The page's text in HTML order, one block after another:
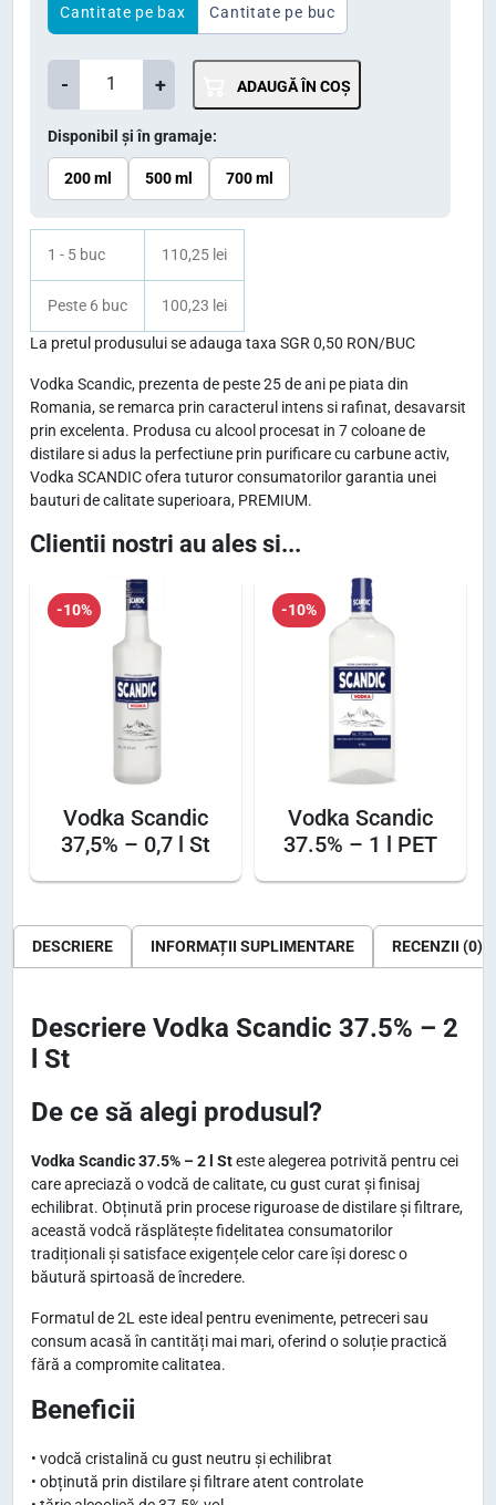
ț
l
i
n
i
a
a
f
o
s
t
:
1
,
5
0
l
e
i
.
ț
l
c
r
s
t
e
:
1
1
0
Cantitate pe bax Cantitate pe buc
-
n
t
a
e
V
d
k
a
S
c
a
i
l
+ ADAUGĂ ÎN COȘ
Disponibil și în gramaje:
200 ml 500 ml 700 ml
1 - 5 buc 110,25 lei
Peste 6 buc 100,23 lei
La pretul produsului se adauga taxa SGR 0,50 RON/BUC
Vodka Scandic, prezenta de peste 25 de ani pe piata din
Romania, se remarca prin caracterul intens si rafinat, desavarsit
prin excelenta. Produsa cu alcool procesat in 7 coloane de
distilare si adus la perfectiune prin purificare cu carbune activ,
Vodka SCANDIC ofera tuturor consumatorilor garantia unei
bauturi de calitate superioara, PREMIUM.
Clientii nostri au ales si...
-10%
Vodka Scandic
37,5% – 0,7 l St
-10%
Vodka Scandic
37.5% – 1 l PET
DESCRIERE INFORMAȚII SUPLIMENTARE RECENZII (0)
Descriere Vodka Scandic 37.5% – 2
l St
De ce să alegi produsul?
Vodka Scandic 37.5% – 2 l Steste alegerea potrivită pentru cei
care apreciază o vodcă de calitate, cu gust curat și finisaj
echilibrat. Obținută prin procese riguroase de distilare și filtrare,
această vodcă răsplătește fidelitatea consumatorilor
tradiționali și satisface exigențele celor care își doresc o
băutură spirtoasă de încredere.
Formatul de 2L este ideal pentru evenimente, petreceri sau
consum acasă în cantități mai mari, oferind o soluție practică
fără a compromite calitatea.
Beneficii
• vodcă cristalină cu gust neutru și echilibrat
• obținută prin distilare și filtrare atent controlate